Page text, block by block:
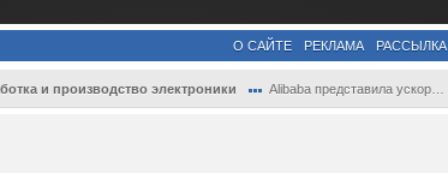
О САЙТЕ РЕКЛАМА РАССЫЛКА
и производство электроники Alibaba представила ускоритель Zhenwu M8...